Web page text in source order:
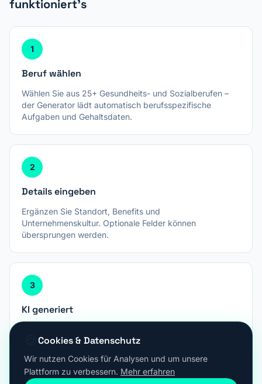
funktioniert's
1
Beruf wählen
Wählen Sie aus 25+ Gesundheits- und Sozialberufen –
der Generator lädt automatisch berufsspezifische
Aufgaben und Gehaltsdaten.
2
Details eingeben
Ergänzen Sie Standort, Benefits und
Unternehmenskultur. Optionale Felder können
übersprungen werden.
3
KI generiert
Stellenausschreibung – zum Kopieren und Anpassen.
Cookies & Datenschutz
Wir nutzen Cookies für Analysen und um unsere
Plattform zu verbessern. Mehr erfahren